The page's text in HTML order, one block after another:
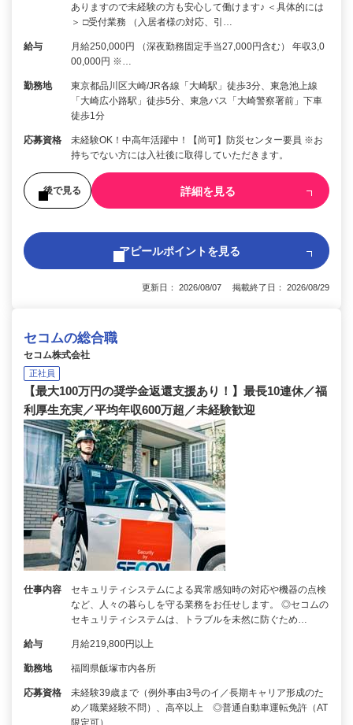
ありますので未経験の方も安心して働けます♪ ＜具体的には
＞ □受付業務 （入居者様の対応、引…
給与
月給250,000円 （深夜勤務固定手当27,000円含む） 年収3,0
00,000円 ※…
勤務地
東京都品川区大崎/JR各線「大崎駅」徒歩3分、東急池上線
「大崎広小路駅」徒歩5分、東急バス「大崎警察署前」下車
徒歩1分
応募資格
未経験OK！中高年活躍中！【尚可】防災センター要員 ※お
持ちでない方には入社後に取得していただきます。
後で見る 詳細を見る
アピールポイントを見る
更新日： 2026/08/07 掲載終了日： 2026/08/29
セコムの総合職
セコム株式会社
正社員
【最大100万円の奨学金返還支援あり！】最長10連休／福
利厚生充実／平均年収600万超／未経験歓迎
仕事内容
セキュリティシステムによる異常感知時の対応や機器の点検
など、人々の暮らしを守る業務をお任せします。 ◎セコムの
セキュリティシステムは、トラブルを未然に防ぐため…
給与 月給219,800円以上
勤務地 福岡県飯塚市内各所
応募資格
未経験39歳まで（例外事由3号のイ／長期キャリア形成のた
め／職業経験不問）、高卒以上 ◎普通自動車運転免許（AT
限定可）